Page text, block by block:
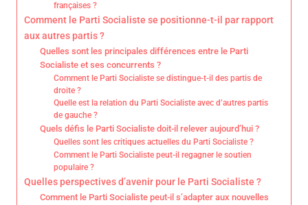
françaises ?
Comment le Parti Socialiste se positionne-t-il par rapport
aux autres partis ?
Quelles sont les principales différences entre le Parti
Socialiste et ses concurrents ?
Comment le Parti Socialiste se distingue-t-il des partis de
droite ?
Quelle est la relation du Parti Socialiste avec d’autres partis
de gauche ?
Quels défis le Parti Socialiste doit-il relever aujourd’hui ?
Quelles sont les critiques actuelles du Parti Socialiste ?
Comment le Parti Socialiste peut-il regagner le soutien
populaire ?
Quelles perspectives d’avenir pour le Parti Socialiste ?
Comment le Parti Socialiste peut-il s’adapter aux nouvelles